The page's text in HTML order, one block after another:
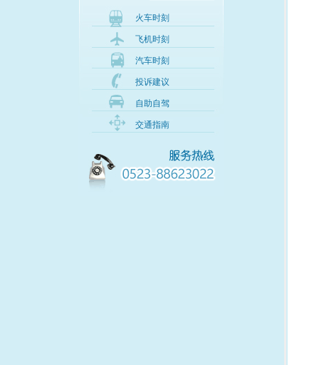
火车时刻
飞机时刻
汽车时刻
投诉建议
自助自驾
交通指南